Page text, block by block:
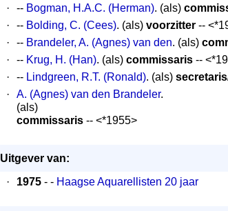
·
-- Bogman, H.A.C. (Herman). (als)
·
-- Bolding, C. (Cees). (als) voorzitter --
·
-- Brandeler, A. (Agnes) van den. (als)
·
-- Krug, H. (Han). (als) commissaris --
·
-- Lindgreen, R.T. (Ronald). (als)
·
A. (Agnes) van den Brandeler.
(als)
commissaris -- <*1955>
Uitgever van:
·
1975 - - Haagse Aquarellisten 20 jaar